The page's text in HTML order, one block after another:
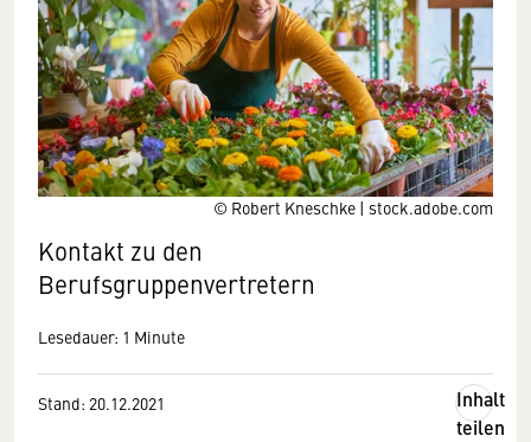
© Robert Kneschke | stock.adobe.com
Kontakt zu den
Berufsgruppenvertretern
Lesedauer: 1 Minute
Stand: 20.12.2021
Inhalt
teilen